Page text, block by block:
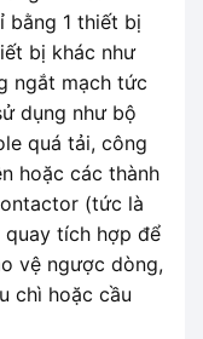
bằng 1 thiết bị
bị khác như
ngắt mạch tức
dụng như bộ
quá tải, công
hoặc các thành
(tức là
quay tích hợp để
vệ ngược dòng,
chì hoặc cầu